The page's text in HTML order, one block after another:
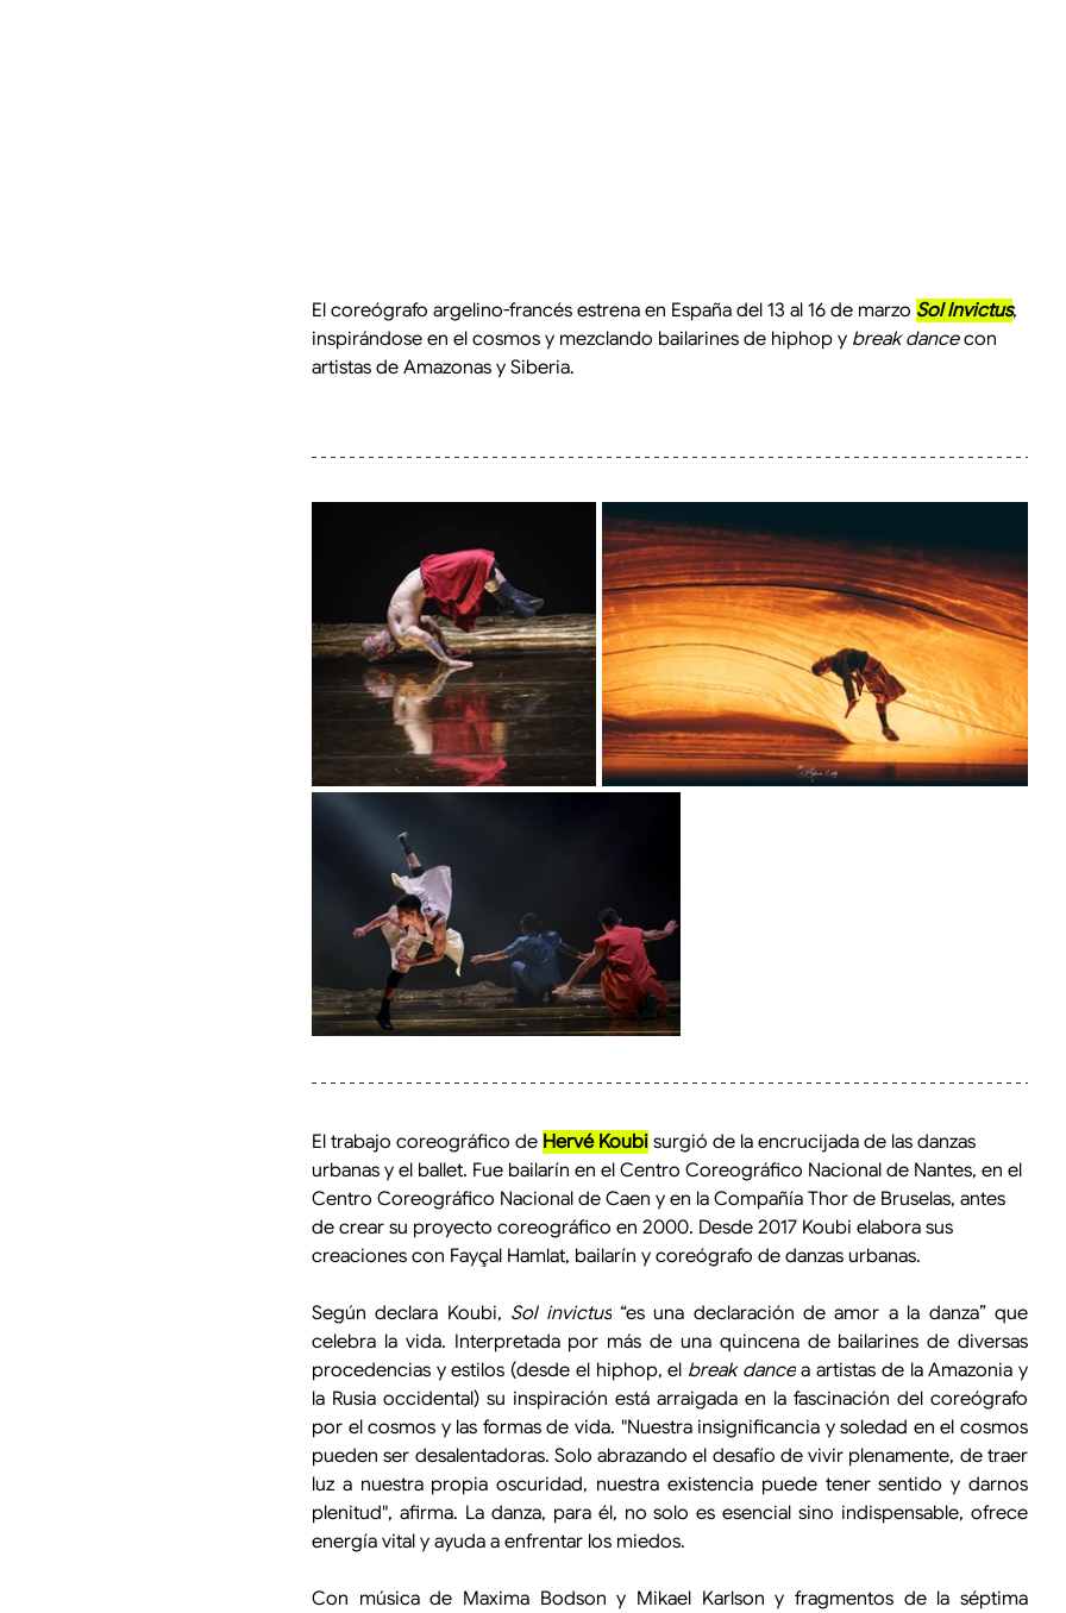
El coreógrafo argelino-francés estrena en España del 13 al 16 de marzo Sol Invictus,
inspirándose en el cosmos y mezclando bailarines de hiphop y break dance con
artistas de Amazonas y Siberia.
El trabajo coreográfico de Hervé Koubi surgió de la encrucijada de las danzas
urbanas y el ballet. Fue bailarín en el Centro Coreográfico Nacional de Nantes, en el
Centro Coreográfico Nacional de Caen y en la Compañía Thor de Bruselas, antes
de crear su proyecto coreográfico en 2000. Desde 2017 Koubi elabora sus
creaciones con Fayçal Hamlat, bailarín y coreógrafo de danzas urbanas.
Según declara Koubi, Sol invictus “es una declaración de amor a la danza” que
celebra la vida. Interpretada por más de una quincena de bailarines de diversas
procedencias y estilos (desde el hiphop, el break dance a artistas de la Amazonia y
la Rusia occidental) su inspiración está arraigada en la fascinación del coreógrafo
por el cosmos y las formas de vida. "Nuestra insignificancia y soledad en el cosmos
pueden ser desalentadoras. Solo abrazando el desafío de vivir plenamente, de traer
luz a nuestra propia oscuridad, nuestra existencia puede tener sentido y darnos
plenitud", afirma. La danza, para él, no solo es esencial sino indispensable, ofrece
energía vital y ayuda a enfrentar los miedos.
Con música de Maxima Bodson y Mikael Karlson y fragmentos de la séptima